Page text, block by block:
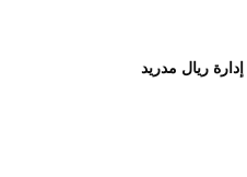
ريال مدريد